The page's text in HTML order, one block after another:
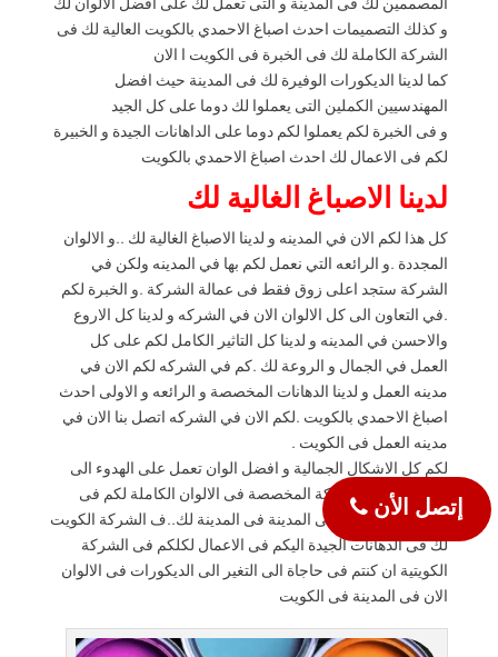
المصممين لك فى المدينة و التى تعمل لك على افضل الالوان لك
و كذلك التصميمات احدث اصباغ الاحمدي بالكويت العالية لك فى
الشركة الكاملة لك فى الخبرة فى الكويت ا الان
كما لدينا الديكورات الوفيرة لك فى المدينة حيث افضل
المهندسيين الكملين التى يعملوا لك دوما على كل الجيد
و فى الخبرة لكم يعملوا لكم دوما على الداهانات الجيدة و الخبيرة
لكم فى الاعمال لك احدث اصباغ الاحمدي بالكويت
لدينا الاصباغ الغالية لك
كل هذا لكم الان في المدينه و لدينا الاصباغ الغالية لك ..و الالوان
المجددة .و الرائعه التي نعمل لكم بها في المدينه ولكن في
الشركة ستجد اعلى زوق فقط فى عمالة الشركة .و الخبرة لكم
.في التعاون الى كل الالوان الان في الشركه و لدينا كل الاروع
والاحسن في المدينه و لدينا كل التاثير الكامل لكم على كل
العمل في الجمال و الروعة لك .كم في الشركه لكم الان في
مدينه العمل و لدينا الدهانات المخصصة و الرائعه و الاولى احدث
اصباغ الاحمدي بالكويت .لكم الان في الشركه اتصل بنا الان في
مدينه العمل فى الكويت .
لكم كل الاشكال الجمالية و افضل الوان تعمل على الهدوء الى
الاعصاب . ف الشركة المخصصة فى الالوان الكاملة لكم فى
الكويت اليكم الان فى المدينة فى المدينة لك..ف الشركة الكويت
لك فى الدهانات الجيدة اليكم فى الاعمال لكلكم فى الشركة
الكويتية ان كنتم فى حاجاة الى التغير الى الديكورات فى الالوان
الان فى المدينة فى الكويت
إتصل الأن